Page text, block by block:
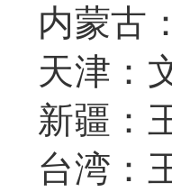
内蒙古
天津：
新疆：
台湾：